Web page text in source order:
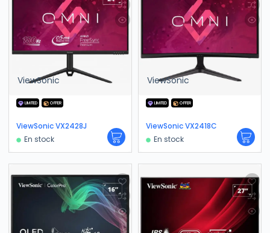
ViewSonic
LIMITED OFFER
ViewSonic VX2428J
En stock
ViewSonic
LIMITED OFFER
ViewSonic VX2418C
En stock